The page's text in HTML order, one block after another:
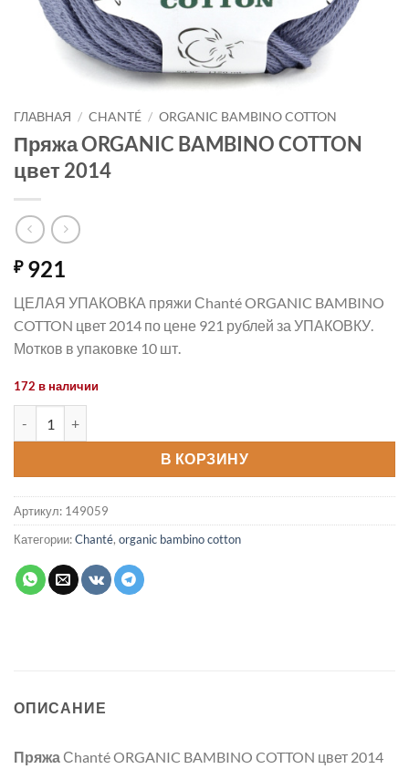
ГЛАВНАЯ / CHANTÉ / ORGANIC BAMBINO COTTON
Пряжа ORGANIC BAMBINO COTTON
цвет 2014
₽921
ЦЕЛАЯ УПАКОВКА пряжи Сhanté ORGANIC BAMBINO
COTTON цвет 2014 по цене 921 рублей за УПАКОВКУ.
Мотков в упаковке 10 шт.
172 в наличии
В КОРЗИНУ
Артикул: 149059
Категории:Chanté, organic bambino cotton
ОПИСАНИЕ
Пряжа Сhanté ORGANIC BAMBINO COTTON цвет 2014